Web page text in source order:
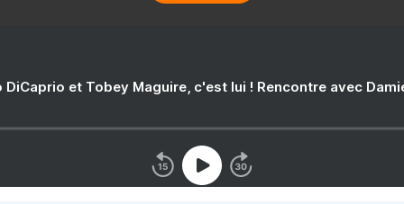
DiCaprio et Tobey Maguire, c'est lui ! Rencontre avec